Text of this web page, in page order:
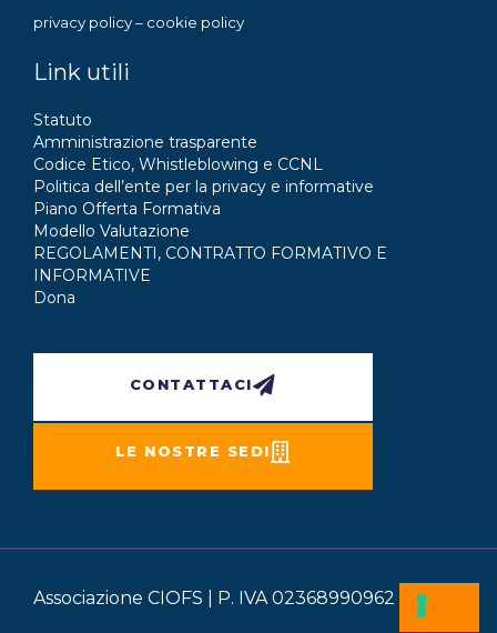
privacy policy– cookie policy
Link utili
Statuto
Amministrazione trasparente
Codice Etico, Whistleblowing e CCNL
Politica dell’ente per la privacy e informative
Piano Offerta Formativa
Modello Valutazione
REGOLAMENTI, CONTRATTO FORMATIVO E
INFORMATIVE
Dona
CONTATTACI
LE NOSTRE SEDI
Associazione CIOFS | P. IVA 02368990962